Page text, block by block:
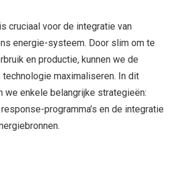
cruciaal voor de integratie van
energie-systeem. Door slim om te
en productie, kunnen we de
maximaliseren. In dit
we enkele belangrijke strategieën:
programma’s en de integratie